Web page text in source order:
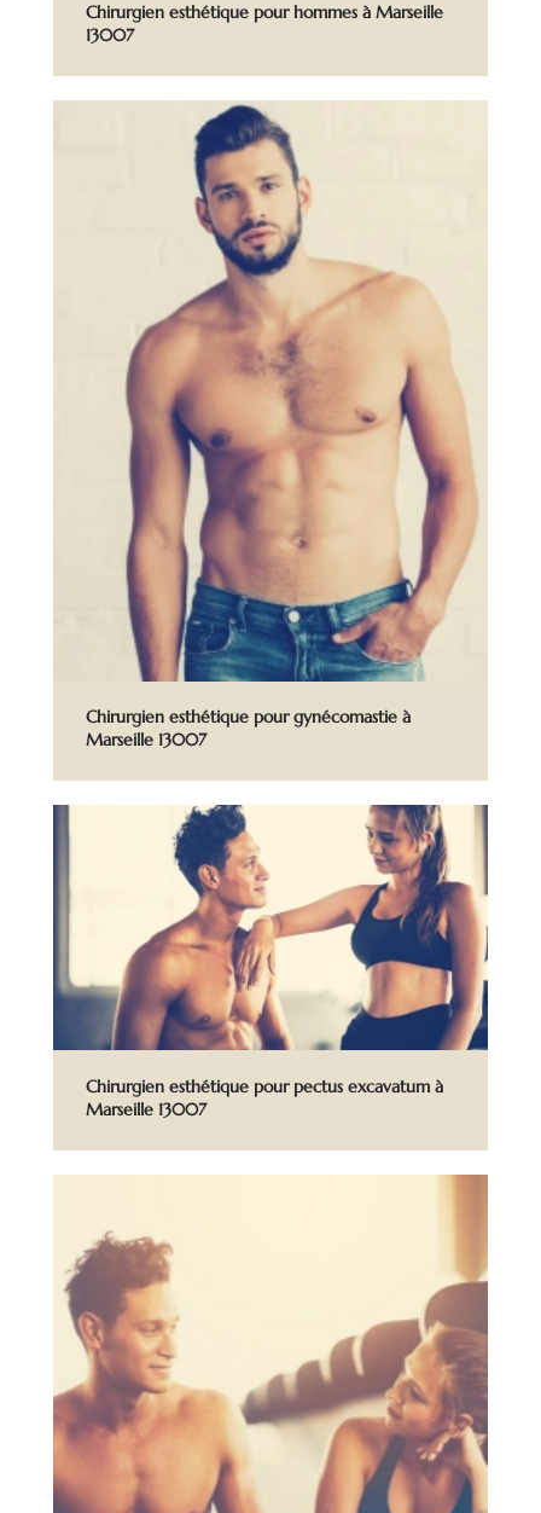
Chirurgien esthétique pour hommes à Marseille
13007
Chirurgien esthétique pour gynécomastie à
Marseille 13007
Chirurgien esthétique pour pectus excavatum à
Marseille 13007